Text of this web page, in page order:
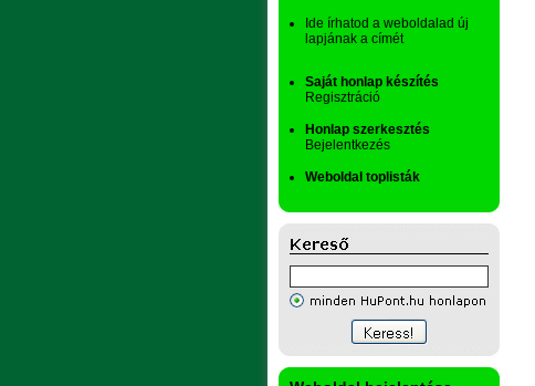
Ide írhatod a weboldalad új
lapjának a címét
Saját honlap készítés
Regisztráció
Honlap szerkesztés
Bejelentkezés
Weboldal toplisták